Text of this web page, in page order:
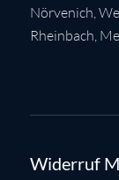
Nörvenich,
Rheinbach,
Widerruf